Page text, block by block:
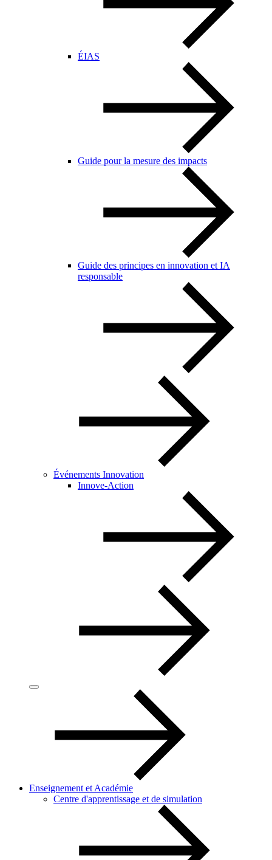
ÉIAS
Guide pour la mesure des impacts
Guide des principes en innovation et IA
responsable
Événements Innovation
Innove-Action
Enseignement et Académie
Centre d'apprentissage et de simulation